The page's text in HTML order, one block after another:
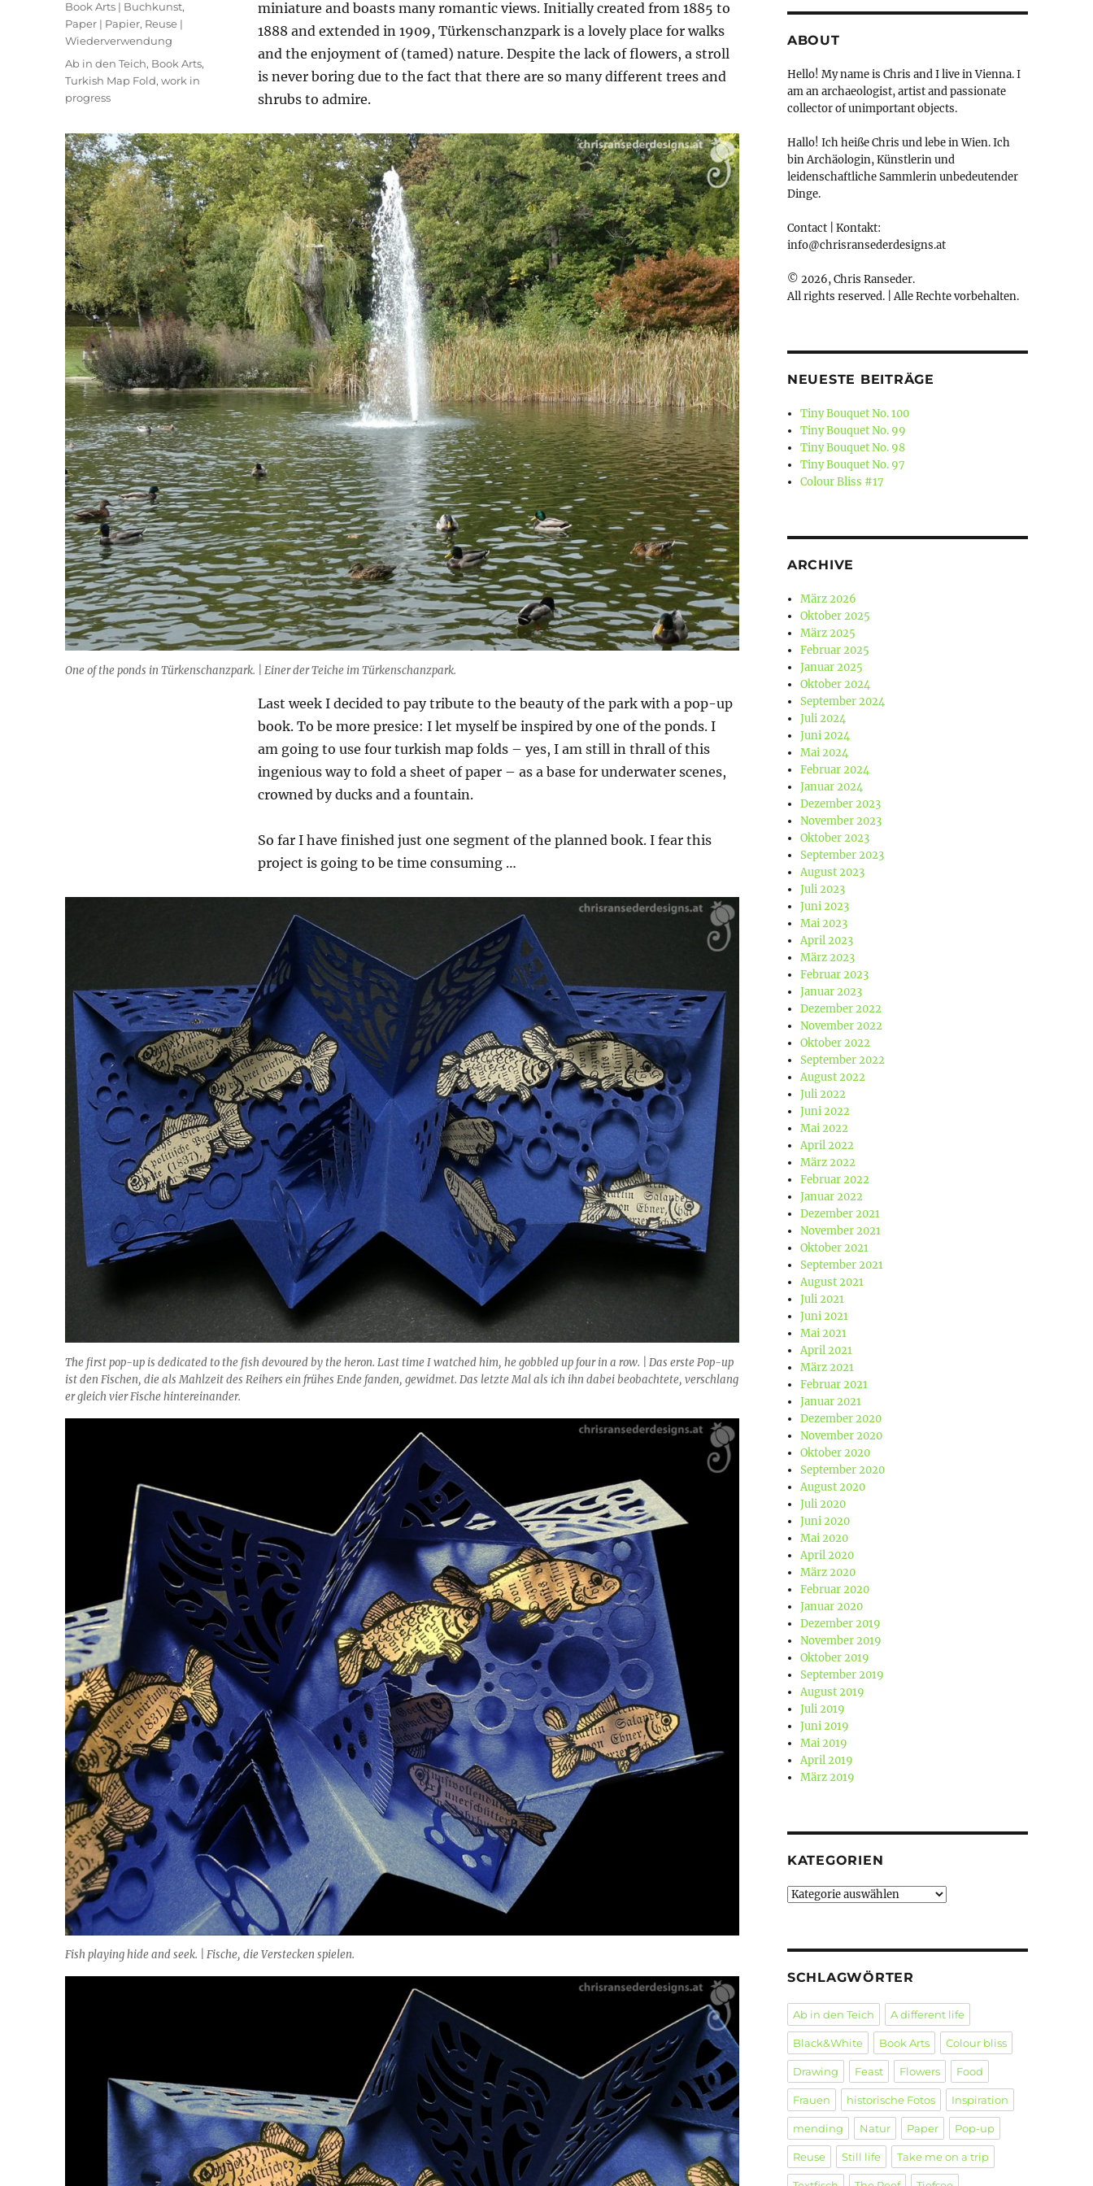
miniature and boasts many romantic views. Initially created from 1885 to
1888 and extended in 1909, Türkenschanzpark is a lovely place for walks
and the enjoyment of (tamed) nature. Despite the lack of flowers, a stroll
is never boring due to the fact that there are so many different trees and
shrubs to admire.
One of the ponds in Türkenschanzpark. | Einer der Teiche im Türkenschanzpark.
Last week I decided to pay tribute to the beauty of the park with a pop-up
book. To be more presice: I let myself be inspired by one of the ponds. I
am going to use four turkish map folds – yes, I am still in thrall of this
ingenious way to fold a sheet of paper – as a base for underwater scenes,
crowned by ducks and a fountain.
So far I have finished just one segment of the planned book. I fear this
project is going to be time consuming …
The first pop-up is dedicated to the fish devoured by the heron. Last time I watched him, he gobbled up four in a row. | Das erste Pop-up
ist den Fischen, die als Mahlzeit des Reihers ein frühes Ende fanden, gewidmet. Das letzte Mal als ich ihn dabei beobachtete, verschlang
er gleich vier Fische hintereinander.
Fish playing hide and seek. | Fische, die Verstecken spielen.
Kategorien
Book Arts | Buchkunst,
Paper | Papier, Reuse |
Wiederverwendung
Schlagwörter
Ab in den Teich, Book Arts,
Turkish Map Fold,work in
progress
ABOUT
Hello! My name is Chris and I live in Vienna. I
am an archaeologist, artist and passionate
collector of unimportant objects.
Hallo! Ich heiße Chris und lebe in Wien. Ich
bin Archäologin, Künstlerin und
leidenschaftliche Sammlerin unbedeutender
Dinge.
Contact | Kontakt:
info@chrisransederdesigns.at
© 2026, Chris Ranseder.
All rights reserved. | Alle Rechte vorbehalten.
NEUESTE BEITRÄGE
Tiny Bouquet No. 100
Tiny Bouquet No. 99
Tiny Bouquet No. 98
Tiny Bouquet No. 97
Colour Bliss #17
ARCHIVE
März 2026
Oktober 2025
März 2025
Februar 2025
Januar 2025
Oktober 2024
September 2024
Juli 2024
Juni 2024
Mai 2024
Februar 2024
Januar 2024
Dezember 2023
November 2023
Oktober 2023
September 2023
August 2023
Juli 2023
Juni 2023
Mai 2023
April 2023
März 2023
Februar 2023
Januar 2023
Dezember 2022
November 2022
Oktober 2022
September 2022
August 2022
Juli 2022
Juni 2022
Mai 2022
April 2022
März 2022
Februar 2022
Januar 2022
Dezember 2021
November 2021
Oktober 2021
September 2021
August 2021
Juli 2021
Juni 2021
Mai 2021
April 2021
März 2021
Februar 2021
Januar 2021
Dezember 2020
November 2020
Oktober 2020
September 2020
August 2020
Juli 2020
Juni 2020
Mai 2020
April 2020
März 2020
Februar 2020
Januar 2020
Dezember 2019
November 2019
Oktober 2019
September 2019
August 2019
Juli 2019
Juni 2019
Mai 2019
April 2019
März 2019
KATEGORIEN
Kategorien
SCHLAGWÖRTER
Ab in den Teich A different life
Black&White Book Arts Colour bliss
Drawing Feast Flowers Food
Frauen historische Fotos Inspiration
mending Natur Paper Pop-up
Reuse Still life Take me on a trip